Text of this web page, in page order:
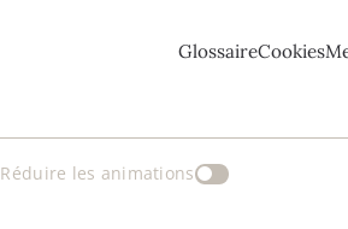
GlossaireCookies
Réduire les animations